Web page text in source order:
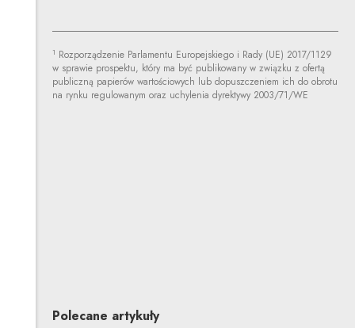
1 Rozporządzenie Parlamentu Europejskiego i Rady (UE) 2017/1129
w sprawie prospektu, który ma być publikowany w związku z ofertą
publiczną papierów wartościowych lub dopuszczeniem ich do obrotu
na rynku regulowanym oraz uchylenia dyrektywy 2003/71/WE
Polecane artykuły